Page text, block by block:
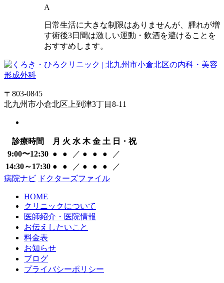
A
日常生活に大きな制限はありませんが、腫れが増
す術後3日間は激しい運動・飲酒を避けることを
おすすめします。
〒803-0845
北九州市小倉北区上到津3丁目8-11
診療時間 月 火 水 木 金 土 日・祝
9:00〜12:30 ● ● ／ ● ● ●
／
14:30～17:30 ● ● ／ ● ● ●
／
病院ナビ ドクターズファイル
HOME
クリニックについて
医師紹介・医院情報
お伝えしたいこと
料金表
お知らせ
ブログ
プライバシーポリシー